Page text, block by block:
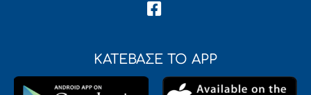
ΚΑΤΕΒΑΣΕ ΤΟ APP